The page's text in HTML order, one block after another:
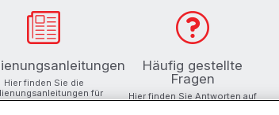
Hier finden Sie die
für
Ihre Produkte
Häufig gestellte
Fragen
Hier finden Sie Antworten auf